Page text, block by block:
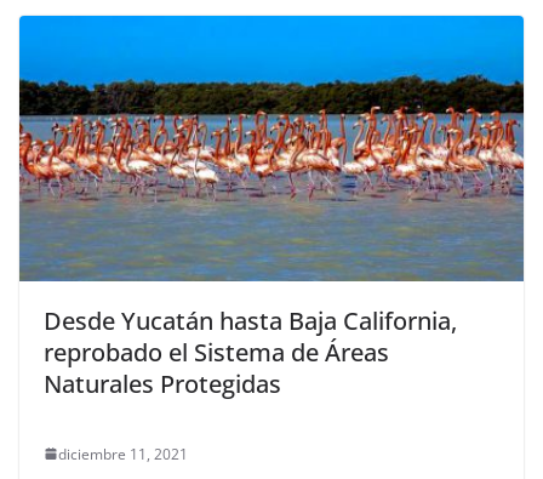
Desde Yucatán hasta Baja California,
reprobado el Sistema de Áreas
Naturales Protegidas
diciembre 11, 2021